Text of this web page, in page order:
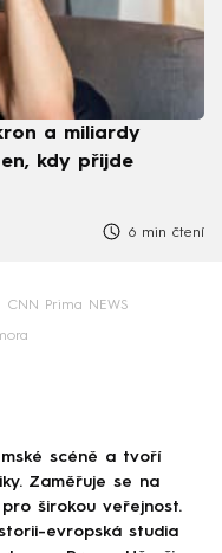
a miliardy
kdy přijde
6 min čtení
CNN Prima NEWS
scéně a tvoří
Zaměřuje se na
širokou veřejnost.
evropská studia